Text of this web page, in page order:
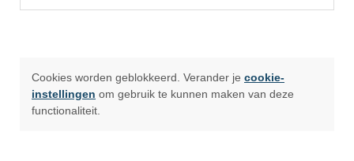
Cookies worden geblokkeerd. Verander je cookie-
instellingen om gebruik te kunnen maken van deze
functionaliteit.